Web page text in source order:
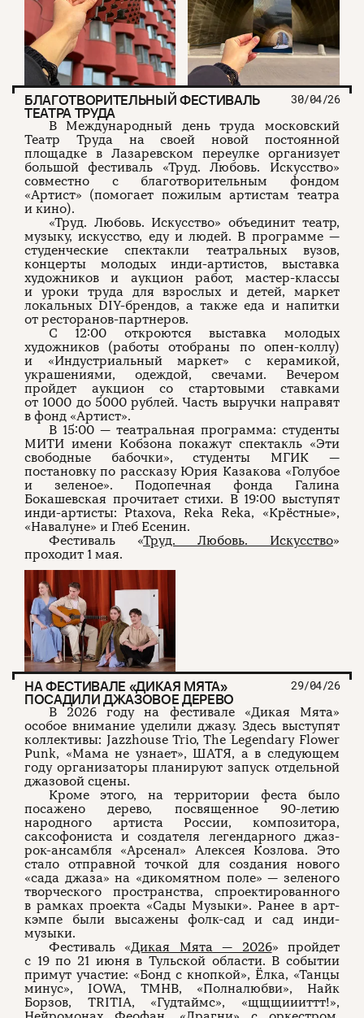
БЛАГОТВОРИТЕЛЬНЫЙ ФЕСТИВАЛЬ
ТЕАТРА ТРУДА
30/04/26
В Международный день труда московский
Театр Труда на своей новой постоянной
площадке в Лазаревском переулке организует
большой фестиваль «Труд. Любовь. Искусство»
совместно с благотворительным фондом
«Артист» (помогает пожилым артистам театра
и кино).
«Труд. Любовь. Искусство» объединит театр,
музыку, искусство, еду и людей. В программе —
студенческие спектакли театральных вузов,
концерты молодых инди-артистов, выставка
художников и аукцион работ, мастер-классы
и уроки труда для взрослых и детей, маркет
локальных DIY-брендов, а также еда и напитки
от ресторанов-партнеров.
С 12:00 откроются выставка молодых
художников (работы отобраны по опен-коллу)
и «Индустриальный маркет» с керамикой,
украшениями, одеждой, свечами. Вечером
пройдет аукцион со стартовыми ставками
от 1000 до 5000 рублей. Часть выручки направят
в фонд «Артист».
В 15:00 — театральная программа: студенты
МИТИ имени Кобзона покажут спектакль «Эти
свободные бабочки», студенты МГИК —
постановку по рассказу Юрия Казакова «Голубое
и зеленое». Подопечная фонда Галина
Бокашевская прочитает стихи. В 19:00 выступят
инди-артисты: Ptaxova, Reka Reka, «Крёстные»,
«Навалуне» и Глеб Есенин.
Фестиваль «Труд. Любовь. Искусство»
проходит 1 мая.
НА ФЕСТИВАЛЕ «ДИКАЯ МЯТА»
ПОСАДИЛИ ДЖАЗОВОЕ ДЕРЕВО
29/04/26
В 2026 году на фестивале «Дикая Мята»
особое внимание уделили джазу. Здесь выступят
коллективы: Jazzhouse Trio, The Legendary Flower
Punk, «Мама не узнает», ШАТЯ, а в следующем
году организаторы планируют запуск отдельной
джазовой сцены.
Кроме этого, на территории феста было
посажено дерево, посвященное 90-летию
народного артиста России, композитора,
саксофониста и создателя легендарного джаз-
рок-ансамбля «Арсенал» Алексея Козлова. Это
стало отправной точкой для создания нового
«сада джаза» на «дикомятном поле» — зеленого
творческого пространства, спроектированного
в рамках проекта «Сады Музыки». Ранее в арт-
кэмпе были высажены фолк-сад и сад инди-
музыки.
Фестиваль «Дикая Мята — 2026» пройдет
с 19 по 21 июня в Тульской области. В событии
примут участие: «Бонд с кнопкой», Ёлка, «Танцы
минус», IOWA, ТМНВ, «Полналюбви», Найк
Борзов, TRITIA, «Гудтаймс», «щщщиииттт!»,